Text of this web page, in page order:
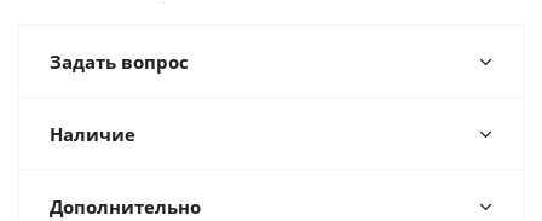
Задать вопрос
Наличие
Дополнительно